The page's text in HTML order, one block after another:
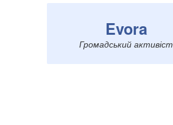
Evora
Громадський активіст